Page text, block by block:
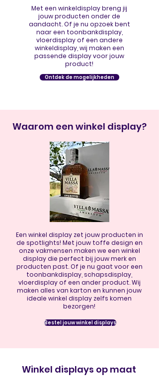
Met een winkeldisplay breng jij
jouw producten onder de
aandacht. Of je nu opzoek bent
naar een toonbankdisplay,
vloerdisplay of een andere
winkeldisplay, wij maken een
passende display voor jouw
product!
Ontdek de mogelijkheden
Waarom een winkel display?
Een winkel display zet jouw producten in
de spotlights! Met jouw toffe design en
onze vakmensen maken we een winkel
display die perfect bij jouw merk en
producten past. Of je nu gaat voor een
toonbankdisplay, schapsdisplay,
vloerdisplay of een ander product. Wij
maken alles van karton en kunnen jouw
ideale winkel display zelfs komen
bezorgen!
Bestel jouw winkel displays
Winkel displays op maat